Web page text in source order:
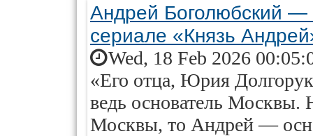
Андрей Боголюбский —
сериале «Князь
Wed, 18 Feb 2026
«Его отца, Юрия
ведь основатель
Москвы, то Андрей —